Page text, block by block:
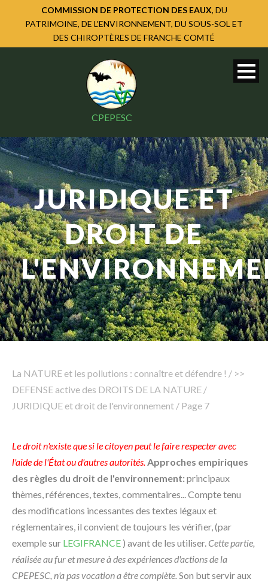
COMMISSION DE PROTECTION DES EAUX, DU
PATRIMOINE, DE L'ENVIRONNEMENT, DU SOUS-SOL ET
DES CHIROPTÈRES DE FRANCHE COMTÉ
CPEPESC
Rechercher
JURIDIQUE ET
DROIT DE
La NATURE et les pollutions : connaître et défendre ! / >>
DEFENSE active des DROITS DE LA NATURE /
JURIDIQUE et droit de l'environnement / Page 7
Le droit n'existe que si le citoyen peut le faire respecter avec
l'aide de l'État ou d'autres autorités.Approches empiriques
des règles du droit de l'environnement: principaux
thèmes, références, textes, commentaires... Compte tenu
des modifications incessantes des textes légaux et
réglementaires, il convient de toujours les vérifier, (par
exemple sur LEGIFRANCE ) avant de les utiliser. Cette partie,
réalisée au fur et mesure à des expériences d'actions de la
CPEPESC, n'a pas vocation a être complète. Son but servir aux